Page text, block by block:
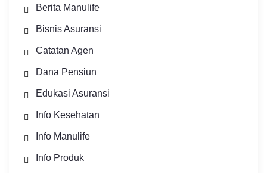
Berita Manulife
Bisnis Asuransi
Catatan Agen
Dana Pensiun
Edukasi Asuransi
Info Kesehatan
Info Manulife
Info Produk